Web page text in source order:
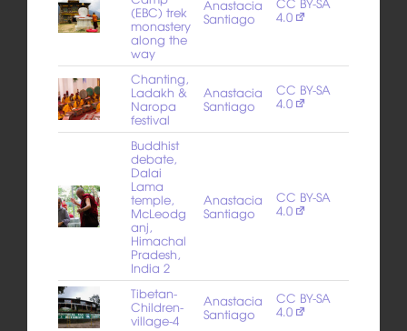
(EBC) trek
monastery
along the
way
Anastacia
Santiago 4.0
Chanting,
Ladakh &
Naropa
festival
Anastacia
Santiago
CC BY-SA
4.0
Buddhist
debate,
Dalai
Lama
temple,
McLeodg
anj,
Himachal
Pradesh,
India 2
Anastacia
Santiago
CC BY-SA
4.0
Tibetan-
Children-
village-4
Anastacia
Santiago
CC BY-SA
4.0